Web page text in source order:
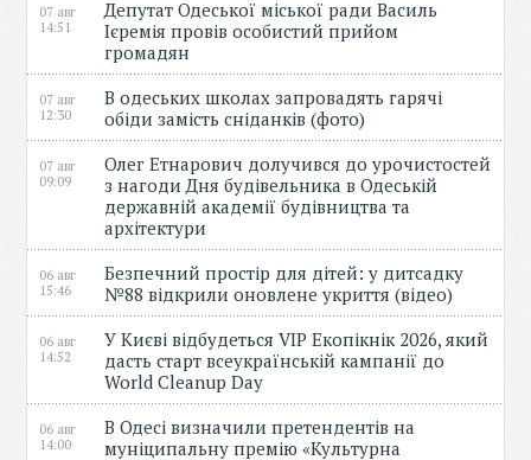
07 авг
14:51
Депутат Одеської міської ради Василь
Ієремія провів особистий прийом
громадян
07 авг
12:30
В одеських школах запровадять гарячі
обіди замість сніданків (фото)
07 авг
09:09
Олег Етнарович долучився до урочистостей
з нагоди Дня будівельника в Одеській
державній академії будівництва та
архітектури
06 авг
15:46
Безпечний простір для дітей: у дитсадку
№88 відкрили оновлене укриття (відео)
06 авг
14:52
У Києві відбудеться VIP Екопікнік 2026, який
дасть старт всеукраїнській кампанії до
World Cleanup Day
06 авг
14:00
В Одесі визначили претендентів на
муніципальну премію «Культурна